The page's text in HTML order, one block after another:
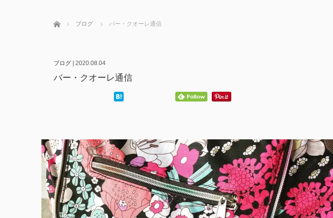
ホーム ブログ バー・クオーレ通信
ブログ| 2020.08.04
バー・クオーレ通信